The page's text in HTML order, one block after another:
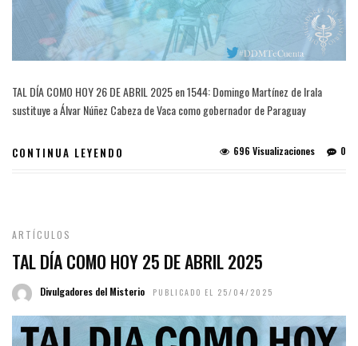
TAL DÍA COMO HOY 26 DE ABRIL 2025 en 1544: Domingo Martínez de Irala
sustituye a Álvar Núñez Cabeza de Vaca como gobernador de Paraguay
CONTINUA LEYENDO 0
696 Visualizaciones
ARTÍCULOS
TAL DÍA COMO HOY 25 DE ABRIL 2025
Divulgadores del Misterio PUBLICADO EL 25/04/2025